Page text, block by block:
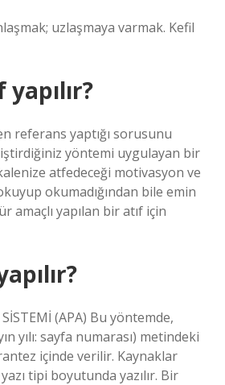
uzlaşmaya varmak. Kefil
referans yaptığı sorusunu
yöntemi uygulayan bir
atfedeceği motivasyon ve
okumadığından bile emin
amaçlı yapılan bir atıf için
SİSTEMİ (APA) Bu yöntemde,
yılı: sayfa numarası) metindeki
içinde verilir. Kaynaklar
tipi boyutunda yazılır. Bir